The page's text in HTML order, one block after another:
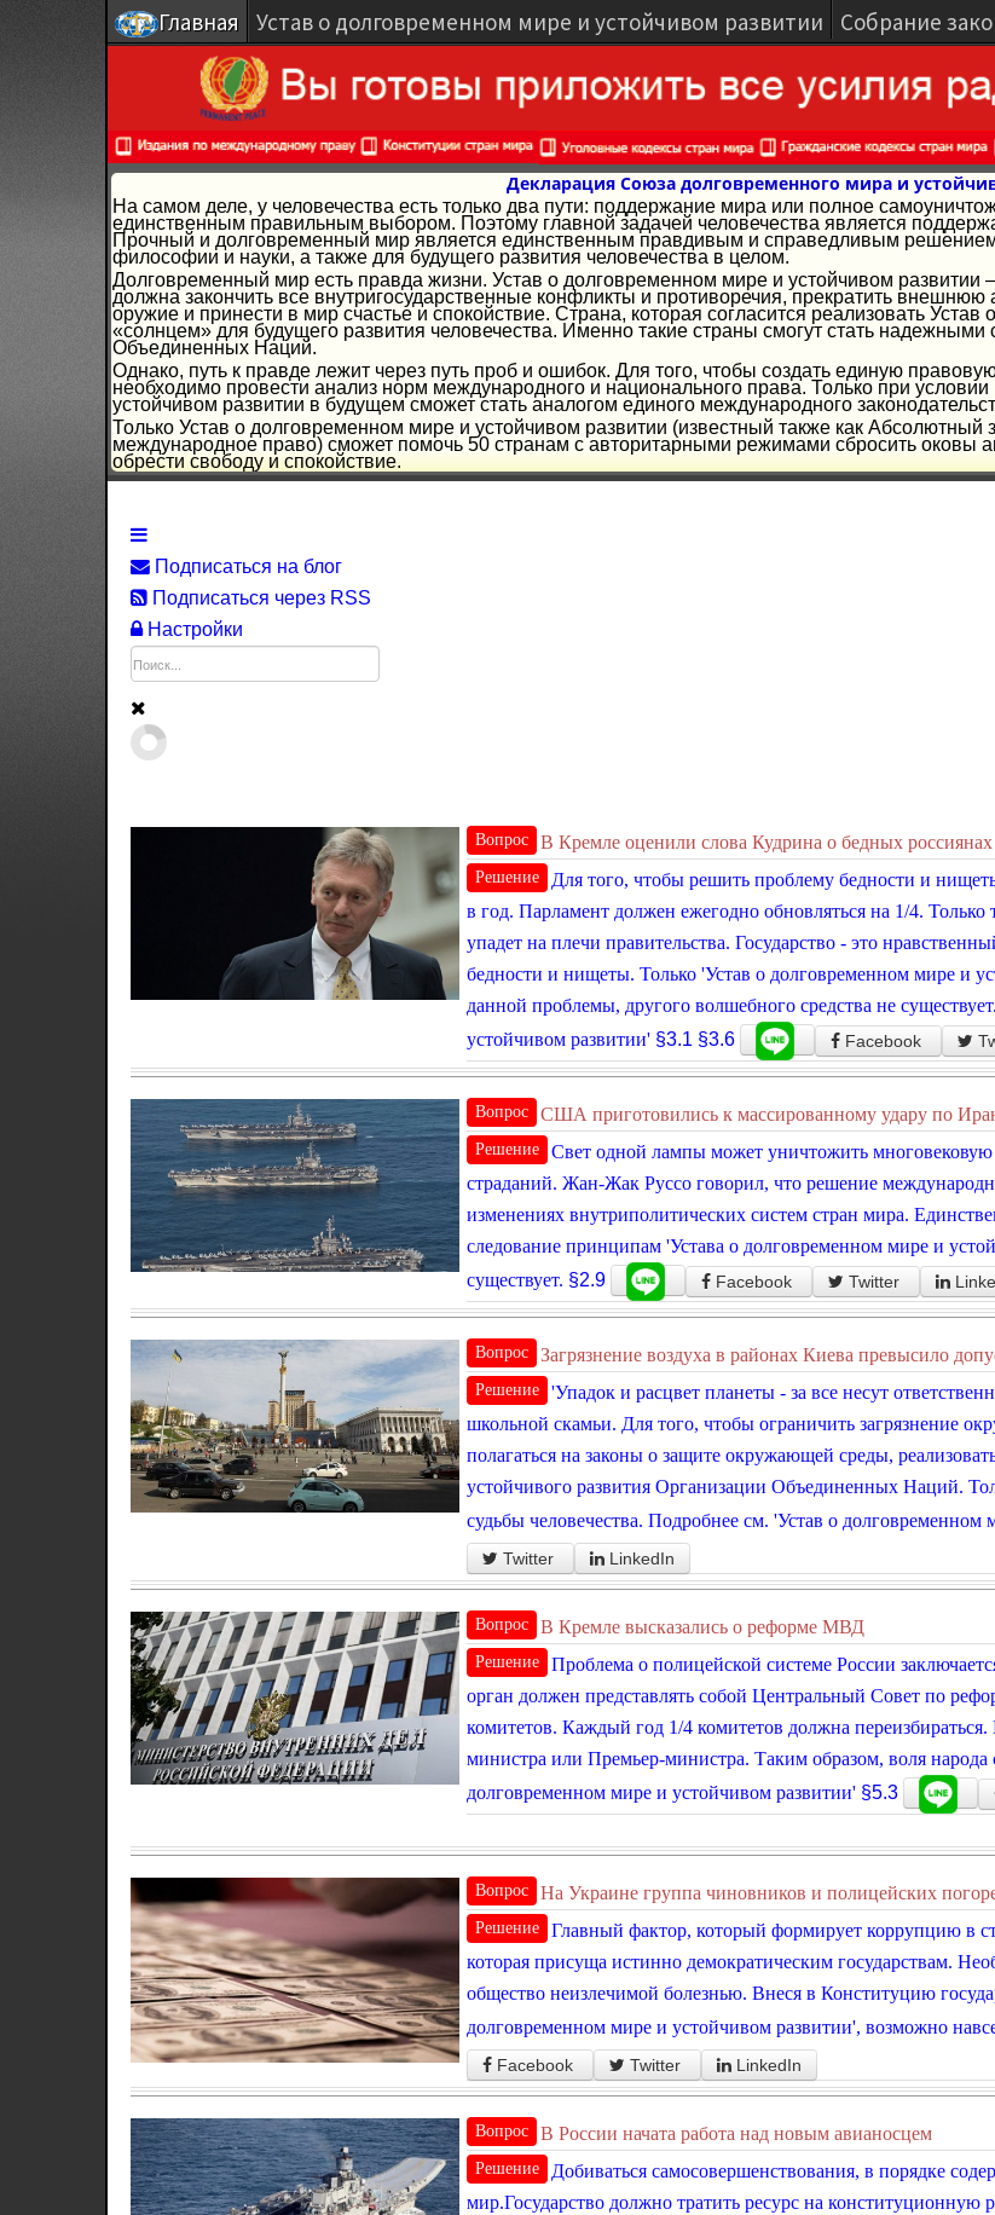
Главная Устав о долговременном мире и устойчивом развитии Собрание
Декларация Союза долговременного мира и
На самом деле, у человечества есть только два пути: поддержание мира или полное
единственным правильным выбором. Поэтому главной задачей человечества является
Прочный и долговременный мир является единственным правдивым и справедливым решением
философии и науки, а также для будущего развития человечества в целом.
Долговременный мир есть правда жизни. Устав о долговременном мире и устойчивом развитии
должна закончить все внутригосударственные конфликты и противоречия, прекратить внешнюю
оружие и принести в мир счастье и спокойствие. Страна, которая согласится реализовать
«солнцем» для будущего развития человечества. Именно такие страны смогут стать надежными
Объединенных Наций.
Однако, путь к правде лежит через путь проб и ошибок. Для того, чтобы создать единую
необходимо провести анализ норм международного и национального права. Только при
устойчивом развитии в будущем сможет стать аналогом единого международного
Только Устав о долговременном мире и устойчивом развитии (известный также как
международное право) сможет помочь 50 странам с авторитарными режимами сбросить оковы
обрести свободу и спокойствие.
Подписаться на блог
Подписаться через RSS
Настройки
Вопрос В Кремле оценили слова Кудрина о бедных россиянах
Решение
Для того, чтобы решить проблему бедности и
в год. Парламент должен ежегодно обновляться на 1/4.
упадет на плечи правительства. Государство - это
бедности и нищеты. Только 'Устав о долговременном мире и
данной проблемы, другого волшебного средства не
устойчивом развитии' §3.1 §3.6 Facebook
Вопрос США приготовились к массированному удару по
Решение
Свет одной лампы может уничтожить многовековую
страданий. Жан-Жак Руссо говорил, что решение
изменениях внутриполитических систем стран мира.
следование принципам 'Устава о долговременном мире и
существует. §2.9 Facebook Twitter
Вопрос Загрязнение воздуха в районах Киева превысило
Решение
'Упадок и расцвет планеты - за все несут
школьной скамьи. Для того, чтобы ограничить загрязнение
полагаться на законы о защите окружающей среды,
устойчивого развития Организации Объединенных Наций.
судьбы человечества. Подробнее см. 'Устав о долговременном
Twitter
LinkedIn
Вопрос В Кремле высказались о реформе МВД
Решение
Проблема о полицейской системе России
орган должен представлять собой Центральный Совет по
комитетов. Каждый год 1/4 комитетов должна
министра или Премьер-министра. Таким образом, воля
долговременном мире и устойчивом развитии' §5.3
Вопрос На Украине группа чиновников и полицейских
Решение
Главный фактор, который формирует коррупцию в
которая присуща истинно демократическим государствам.
общество неизлечимой болезнью. Внеся в Конституцию
долговременном мире и устойчивом развитии', возможно
Facebook Twitter LinkedIn
Вопрос В России начата работа над новым авианосцем
Решение
Добиваться самосовершенствования, в порядке
мир.Государство должно тратить ресурс на